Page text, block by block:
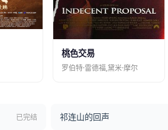
桃色交易
罗伯特·雷德福,黛米·摩尔
已完结 祁连山的回声